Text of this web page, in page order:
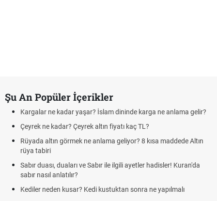
Şu An Popüler İçerikler
Kargalar ne kadar yaşar? İslam dininde karga ne anlama gelir?
Çeyrek ne kadar? Çeyrek altın fiyatı kaç TL?
Rüyada altın görmek ne anlama geliyor? 8 kısa maddede Altın
rüya tabiri
Sabır duası, duaları ve Sabır ile ilgili ayetler hadisler! Kuran'da
sabır nasıl anlatılır?
Kediler neden kusar? Kedi kustuktan sonra ne yapılmalı